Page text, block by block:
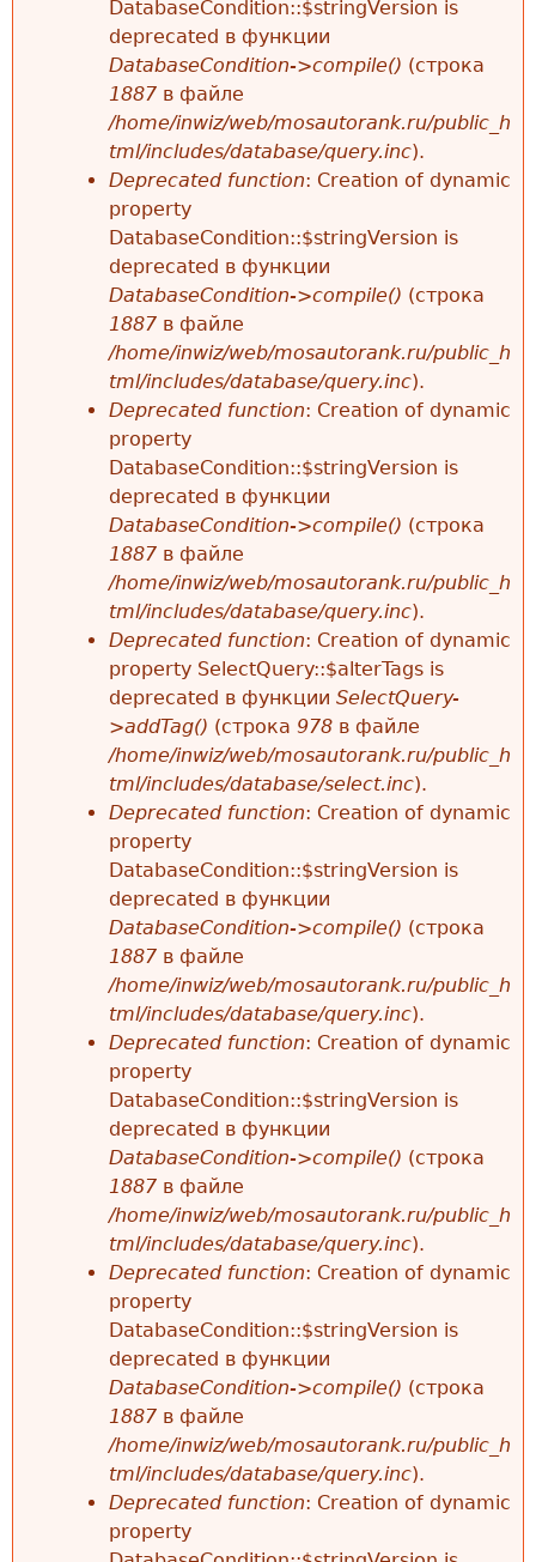
DatabaseCondition::$stringVersion is
deprecated в функции
DatabaseCondition->compile() (строка
1887 в файле
/home/inwiz/web/mosautorank.ru/public_h
tml/includes/database/query.inc).
Deprecated function: Creation of dynamic
property
DatabaseCondition::$stringVersion is
deprecated в функции
DatabaseCondition->compile() (строка
1887 в файле
/home/inwiz/web/mosautorank.ru/public_h
tml/includes/database/query.inc).
Deprecated function: Creation of dynamic
property
DatabaseCondition::$stringVersion is
deprecated в функции
DatabaseCondition->compile() (строка
1887 в файле
/home/inwiz/web/mosautorank.ru/public_h
tml/includes/database/query.inc).
Deprecated function: Creation of dynamic
property SelectQuery::$alterTags is
deprecated в функции SelectQuery-
>addTag() (строка 978 в файле
/home/inwiz/web/mosautorank.ru/public_h
tml/includes/database/select.inc).
Deprecated function: Creation of dynamic
property
DatabaseCondition::$stringVersion is
deprecated в функции
DatabaseCondition->compile() (строка
1887 в файле
/home/inwiz/web/mosautorank.ru/public_h
tml/includes/database/query.inc).
Deprecated function: Creation of dynamic
property
DatabaseCondition::$stringVersion is
deprecated в функции
DatabaseCondition->compile() (строка
1887 в файле
/home/inwiz/web/mosautorank.ru/public_h
tml/includes/database/query.inc).
Deprecated function: Creation of dynamic
property
DatabaseCondition::$stringVersion is
deprecated в функции
DatabaseCondition->compile() (строка
1887 в файле
/home/inwiz/web/mosautorank.ru/public_h
tml/includes/database/query.inc).
Deprecated function: Creation of dynamic
property